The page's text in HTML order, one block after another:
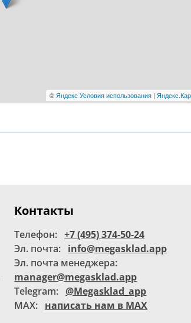
Контакты
Телефон: +7 (495) 374-50-24
Эл. почта: info@megasklad.app
Эл. почта менеджера:
manager@megasklad.app
Telegram: @Megasklad_app
MAX: написать нам в MAX